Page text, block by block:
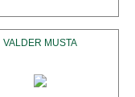
VALDER MUSTA